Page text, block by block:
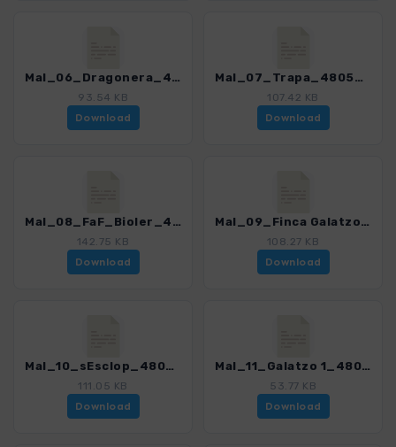
Mal_06_Dragonera_4805_4.gpx
93.54 KB
Download
Mal_07_Trapa_4805_4.gpx
107.42 KB
Download
Mal_08_FaF_Bioler_4805_4.gpx
142.75 KB
Download
Mal_09_Finca Galatzo_4805_4.gpx
108.27 KB
Download
Mal_10_sEsclop_4805_4.gpx
111.05 KB
Download
Mal_11_Galatzo 1_4805_4.gpx
53.77 KB
Download